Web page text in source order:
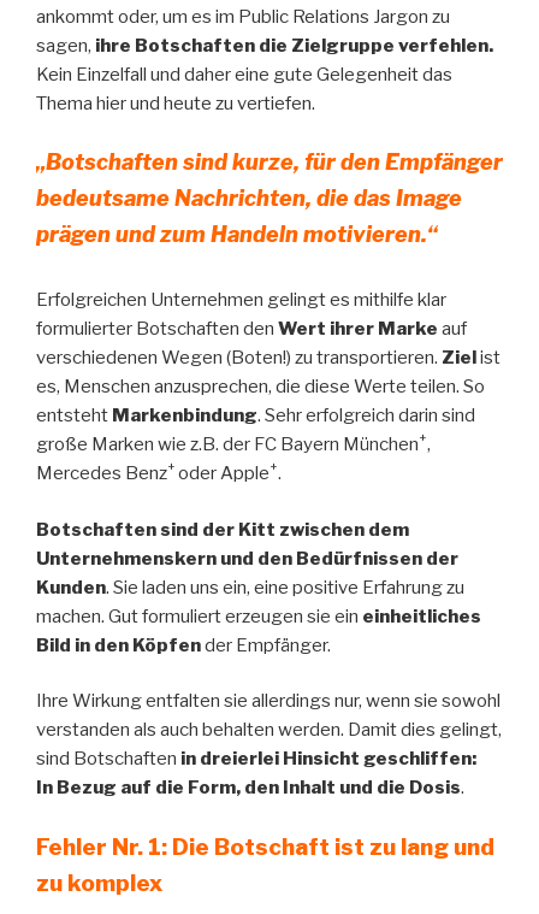
ankommt oder, um es im Public Relations Jargon zu
sagen, ihre Botschaften die Zielgruppe verfehlen.
Kein Einzelfall und daher eine gute Gelegenheit das
Thema hier und heute zu vertiefen.
„Botschaften sind kurze, für den Empfänger
bedeutsame Nachrichten, die das Image
prägen und zum Handeln motivieren.“
Erfolgreichen Unternehmen gelingt es mithilfe klar
formulierter Botschaften den Wert ihrer Marke auf
verschiedenen Wegen (Boten!) zu transportieren. Zielist
es, Menschen anzusprechen, die diese Werte teilen. So
entsteht Markenbindung. Sehr erfolgreich darin sind
große Marken wie z.B. der FC Bayern München+,
Mercedes Benz+ oder Apple+.
Botschaften sind der Kitt zwischen dem
Unternehmenskern und den Bedürfnissen der
Kunden. Sie laden uns ein, eine positive Erfahrung zu
machen. Gut formuliert erzeugen sie ein einheitliches
Bild in den Köpfender Empfänger.
Ihre Wirkung entfalten sie allerdings nur, wenn sie sowohl
verstanden als auch behalten werden. Damit dies gelingt,
sind Botschaften in dreierlei Hinsicht geschliffen:
In Bezug auf die Form, den Inhalt und die Dosis.
Fehler Nr. 1: Die Botschaft ist zu lang und
zu komplex